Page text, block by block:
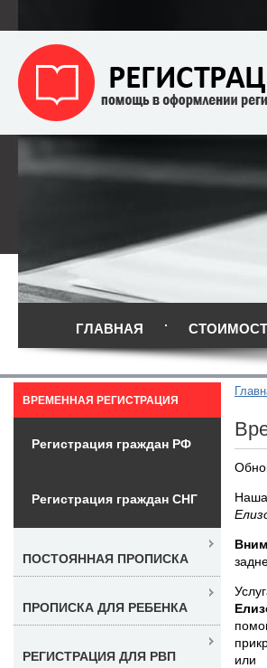
ГЛАВНАЯ
или
ВРЕМЕННАЯ РЕГИСТРАЦИЯ
Регистрация граждан РФ
Регистрация граждан СНГ
ПОСТОЯННАЯ ПРОПИСКА
ПРОПИСКА ДЛЯ РЕБЕНКА
РЕГИСТРАЦИЯ ДЛЯ РВП